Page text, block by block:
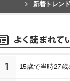
新着トレン
1 15歳で当時27